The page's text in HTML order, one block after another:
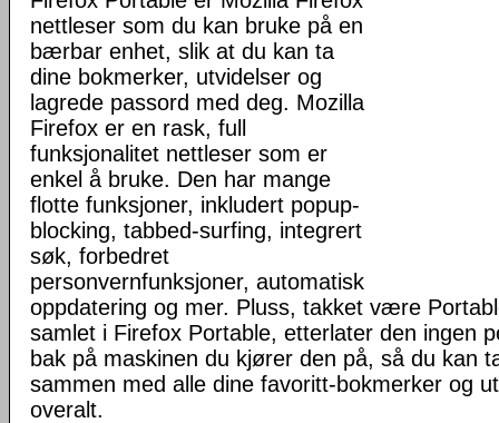
nettleser som du kan bruke på en
bærbar enhet, slik at du kan ta
dine bokmerker, utvidelser og
lagrede passord med deg. Mozilla
Firefox er en rask, full
funksjonalitet nettleser som er
enkel å bruke. Den har mange
flotte funksjoner, inkludert popup-
blocking, tabbed-surfing, integrert
søk, forbedret
personvernfunksjoner, automatisk
oppdatering og mer. Pluss, takket være
samlet i Firefox Portable, etterlater den ingen
bak på maskinen du kjører den på, så du kan
sammen med alle dine favoritt-bokmerker og
overalt.